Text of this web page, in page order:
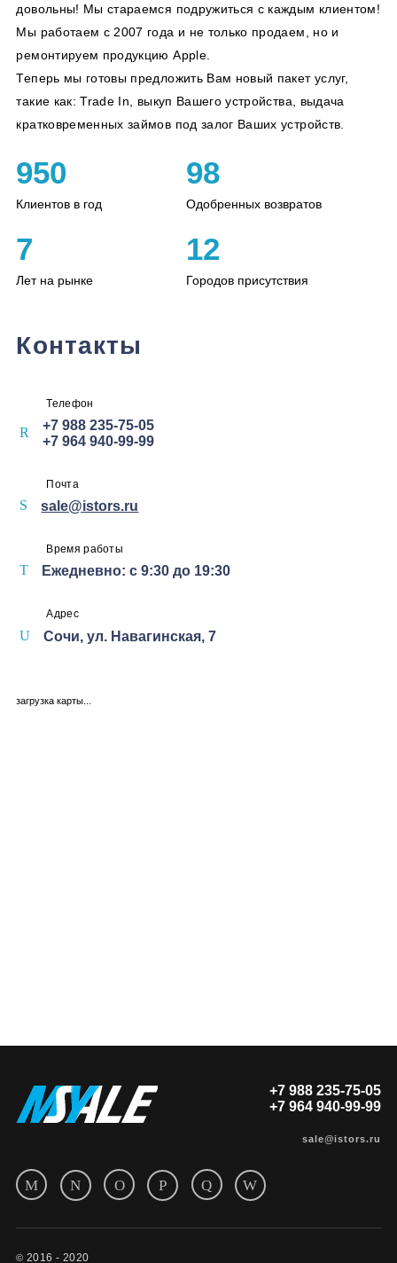
довольны! Мы стараемся подружиться с каждым клиентом!
Мы работаем с 2007 года и не только продаем, но и
ремонтируем продукцию Apple.
Теперь мы готовы предложить Вам новый пакет услуг,
такие как: Trade In, выкуп Вашего устройства, выдача
кратковременных займов под залог Ваших устройств.
950
Клиентов в год
98
Одобренных возвратов
7
Лет на рынке
12
Городов присутствия
Контакты
Телефон
+7 988 235-75-05
+7 964 940-99-99
Почта
sale@istors.ru
Время работы
Ежедневно: с 9:30 до 19:30
Адрес
Сочи,ул. Навагинская, 7
загрузка карты...
sale@istors.ru
+7 988 235-75-05
+7 964 940-99-99
2016 - 2020